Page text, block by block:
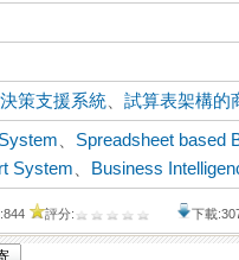
決策支援系統 、試算表架構的
Spreadsheet based
System
Business
評分: 下載